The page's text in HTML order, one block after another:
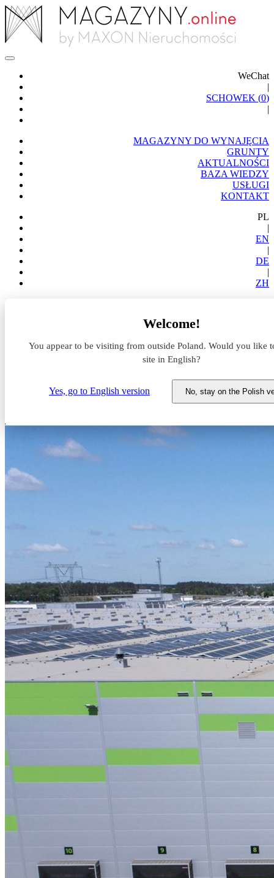
WeChat
|
SCHOWEK (0)
|
MAGAZYNY DO WYNAJĘCIA
GRUNTY
AKTUALNOŚCI
BAZA WIEDZY
USŁUGI
KONTAKT
PL
|
EN
|
DE
|
ZH
Welcome!
You appear to be visiting from outside Poland. Would you like
site in English?
Yes, go to English version No, stay on the Polish
BEGA Gruppe rośnie w MLP Poznań West
BEGA Gruppe rośnie w MLP